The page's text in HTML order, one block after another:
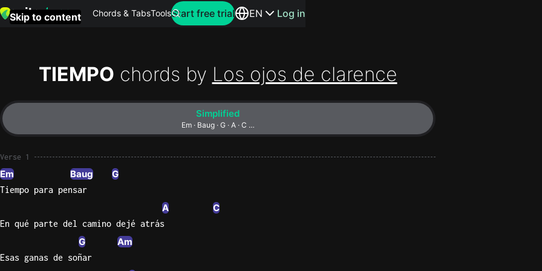
Skip to content Chords & TabsTools Search for artists or songs
this
Perfect
Start free trial EN Log in
TIEMPO chords by Los ojos de clarence
Simplified
Em · Baug · G · A · C …
Verse 1
Em Baug G
Tiempo para pensar
A C
En qué parte del camino dejé atrás
G Am
Esas ganas de soñar